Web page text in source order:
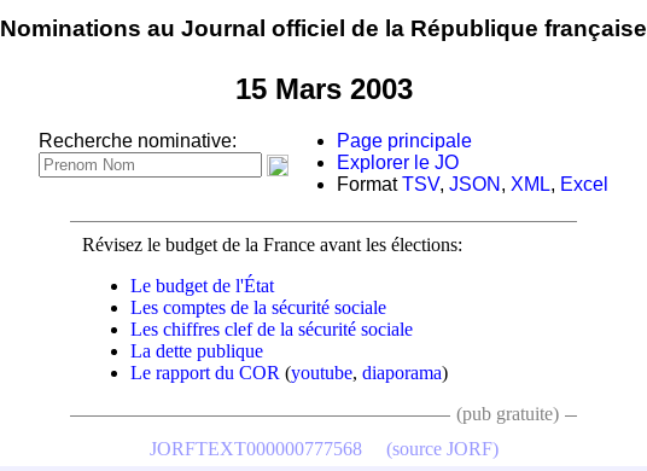
Nominations au Journal officiel de la République française
15 Mars 2003
Recherche nominative:
Page principale
Explorer le JO
FormatTSV, JSON , XML, Excel
Révisez le budget de la France avant les élections:
Le budget de l'État
Les comptes de la sécurité sociale
Les chiffres clef de la sécurité sociale
La dette publique
Le rapport du COR (youtube, diaporama)
(pub gratuite)
JORFTEXT000000777568 (source JORF)